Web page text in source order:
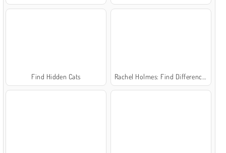
Find Hidden Cats